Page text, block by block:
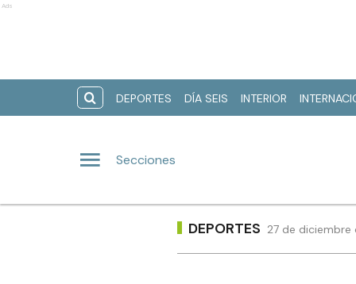
Ads
DEPORTES DÍA SEIS INTERIOR
Secciones
DEPORTES 27 de